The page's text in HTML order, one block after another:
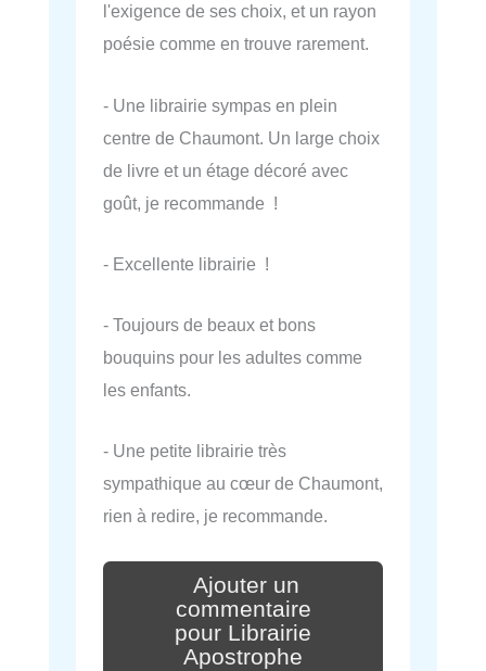
l'exigence de ses choix, et un rayon
poésie comme en trouve rarement.
- Une librairie sympas en plein
centre de Chaumont. Un large choix
de livre et un étage décoré avec
goût, je recommande !
- Excellente librairie !
- Toujours de beaux et bons
bouquins pour les adultes comme
les enfants.
- Une petite librairie très
sympathique au cœur de Chaumont,
rien à redire, je recommande.
Ajouter un
commentaire
pour Librairie
Apostrophe